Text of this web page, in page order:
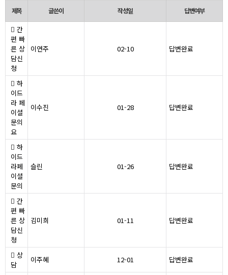
제목 글쓴이 작성일 답변여부
간
편 빠
른 상
담신
청
이연주 02-10 답변완료
하
이드
라 페
이셜
문의
요
이수진 01-28 답변완료
하
이드
라페
이셜
문의
슬린 01-26 답변완료
간
편 빠
른 상
담신
청
김미희 01-11 답변완료
상
담
이주혜 12-01 답변완료